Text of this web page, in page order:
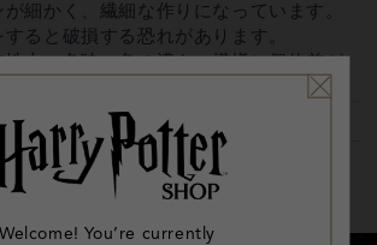
細かく、繊細な作りになっています。
ると破損する恐れがあります。
上、色味、色の濃さ、模様に個体差が
めご了承ください。
Welcome! You’re currently